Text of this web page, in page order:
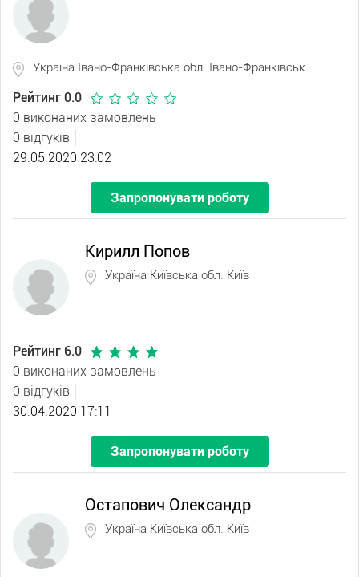
Україна Івано-Франківська обл. Івано-Франківськ
Рейтинг 0.0
0 виконаних замовлень
0 відгуків
29.05.2020 23:02
Запропонувати роботу
Кирилл Попов
Україна Київська обл. Київ
Рейтинг 6.0
0 виконаних замовлень
0 відгуків
30.04.2020 17:11
Запропонувати роботу
Остапович Олександр
Україна Київська обл. Київ